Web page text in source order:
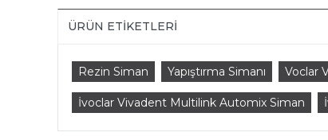
ÜRÜN ETIKETLERI
Rezin Siman Yapıştırma Simanı Voclar
İvoclar Vivadent Multilink Automix Siman